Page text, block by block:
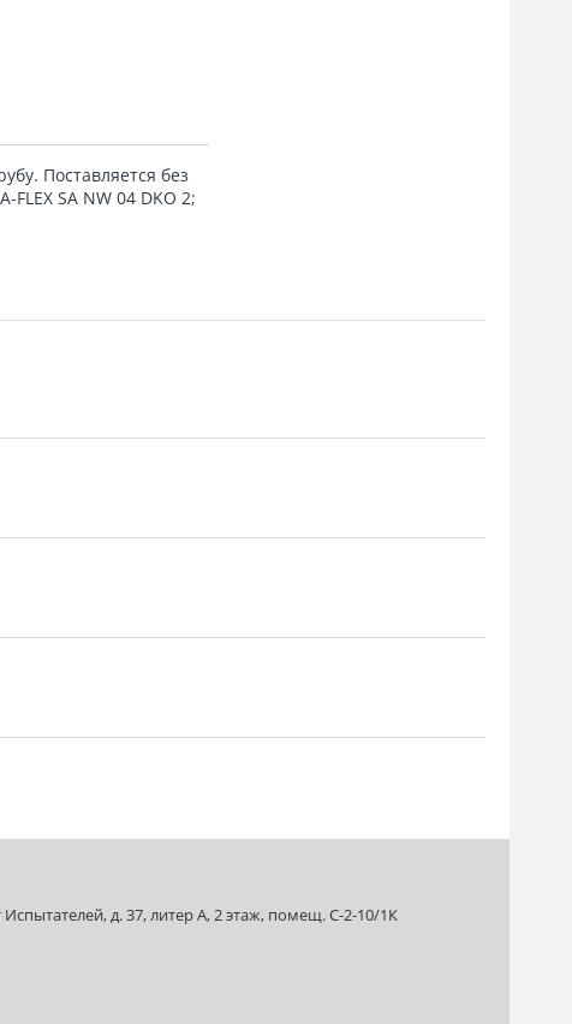
Поставляется без
FLEX SA NW 04 DKO 2;
д. 37, литер А, 2 этаж, помещ. С-2-10/1К